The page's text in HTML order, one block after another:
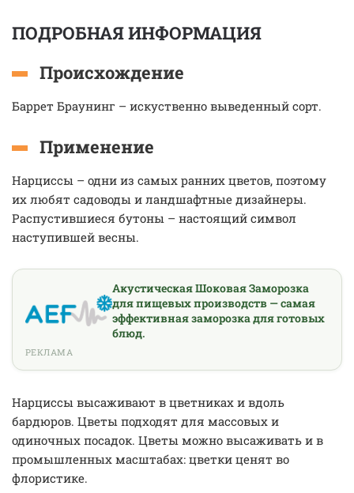
ПОДРОБНАЯ ИНФОРМАЦИЯ
Происхождение
Баррет Браунинг – искуственно выведенный сорт.
Применение
Нарциссы – одни из самых ранних цветов, поэтому
их любят садоводы и ландшафтные дизайнеры.
Распустившиеся бутоны – настоящий символ
наступившей весны.
Акустическая Шоковая Заморозка
для пищевых производств — самая
эффективная заморозка для готовых
блюд.
РЕКЛАМА
Нарциссы высаживают в цветниках и вдоль
бардюров. Цветы подходят для массовых и
одиночных посадок. Цветы можно высаживать и в
промышленных масштабах: цветки ценят во
флористике.